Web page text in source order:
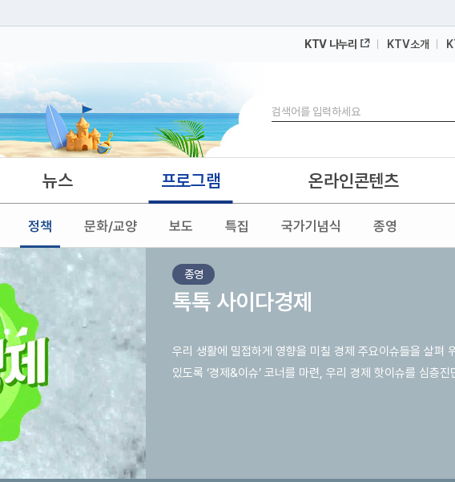
아래 URL에서 도메인 주소를 확인해 보세요
KTV 나누리 KTV소개
검색
뉴스 프로그램
정책 문화/교양 보도 특집 국가기념식 종영
온라인콘텐츠
종영
톡톡 사이다경제
우리 생활에 밀접하게 영향을 미칠 경제 주요이슈들을 살펴
있도록 ‘경제&이슈’ 코너를 마련, 우리 경제 핫이슈를 심층